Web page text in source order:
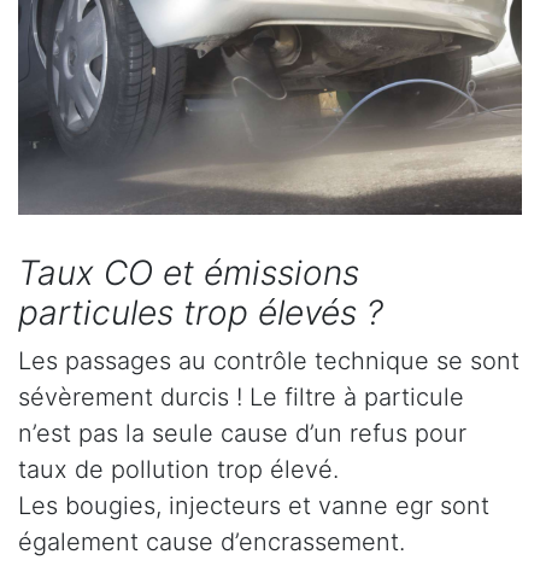
Taux CO et émissions
particules trop élevés ?
Les passages au contrôle technique se sont
sévèrement durcis ! Le filtre à particule
n’est pas la seule cause d’un refus pour
taux de pollution trop élevé.
Les bougies, injecteurs et vanne egr sont
également cause d’encrassement.